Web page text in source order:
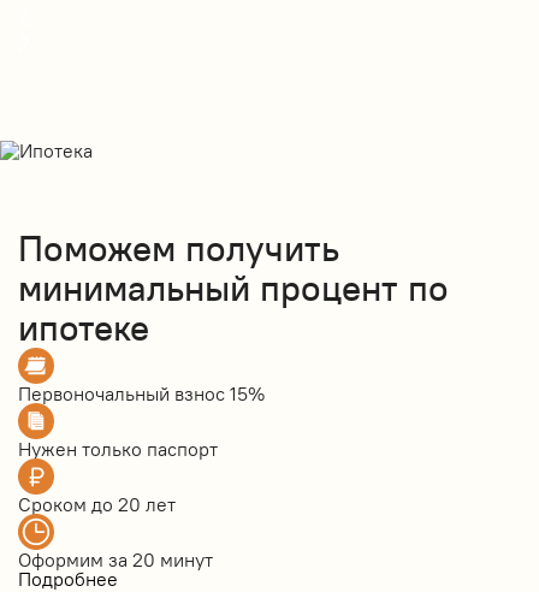
Поможем получить
минимальный процент по
ипотеке
Первоночальный взнос 15%
Нужен только паспорт
Сроком до 20 лет
Оформим за 20 минут
Подробнее